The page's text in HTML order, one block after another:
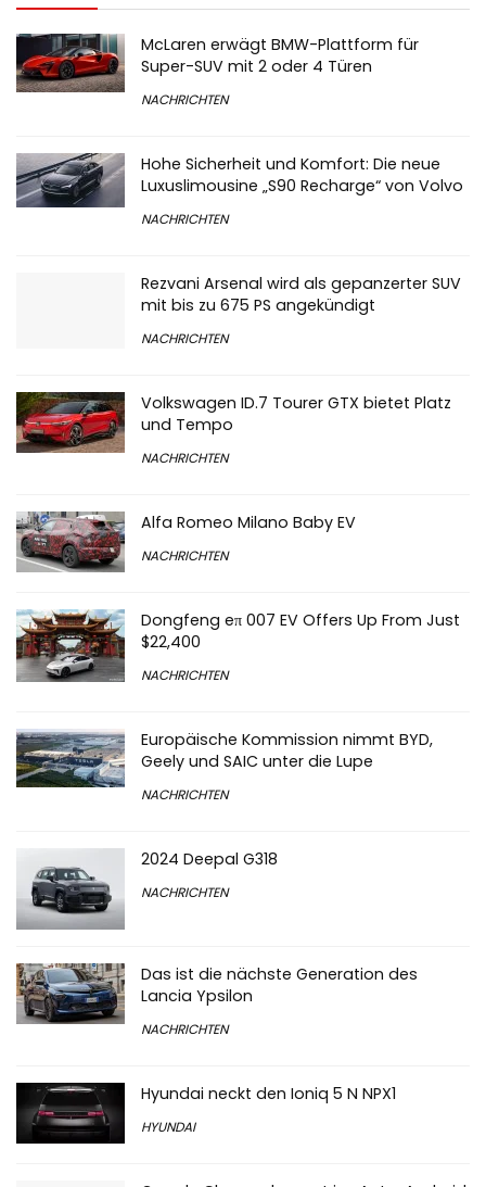
McLaren erwägt BMW-Plattform für
Super-SUV mit 2 oder 4 Türen
NACHRICHTEN
Hohe Sicherheit und Komfort: Die neue
Luxuslimousine „S90 Recharge“ von Volvo
NACHRICHTEN
Rezvani Arsenal wird als gepanzerter SUV
mit bis zu 675 PS angekündigt
NACHRICHTEN
Volkswagen ID.7 Tourer GTX bietet Platz
und Tempo
NACHRICHTEN
Alfa Romeo Milano Baby EV
NACHRICHTEN
Dongfeng eπ 007 EV Offers Up From Just
$22,400
NACHRICHTEN
Europäische Kommission nimmt BYD,
Geely und SAIC unter die Lupe
NACHRICHTEN
2024 Deepal G318
NACHRICHTEN
Das ist die nächste Generation des
Lancia Ypsilon
NACHRICHTEN
Hyundai neckt den Ioniq 5 N NPX1
HYUNDAI